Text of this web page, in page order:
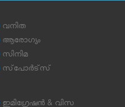
വനിത
ആരോഗ്യം
സിനിമ
സ്‌പോര്‍ട്‌സ്
ഇമിഗ്രേഷന്‍ & വിസ